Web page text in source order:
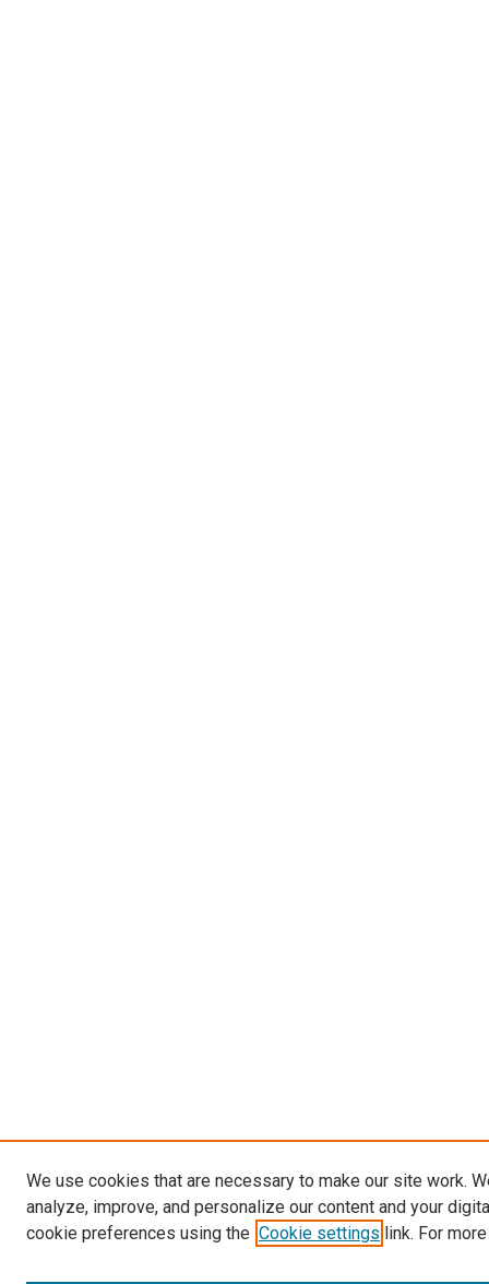
We use cookies that are necessary to make our site work.
analyze, improve, and personalize our content and your
cookie preferences using the Cookie settings link. For